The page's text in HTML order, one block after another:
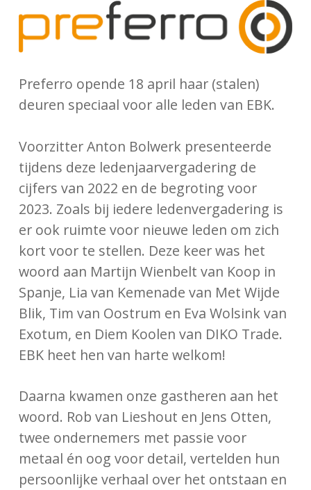
Preferro opende 18 april haar (stalen)
deuren speciaal voor alle leden van EBK.
Voorzitter Anton Bolwerk presenteerde
tijdens deze ledenjaarvergadering de
cijfers van 2022 en de begroting voor
2023. Zoals bij iedere ledenvergadering is
er ook ruimte voor nieuwe leden om zich
kort voor te stellen. Deze keer was het
woord aan Martijn Wienbelt van Koop in
Spanje, Lia van Kemenade van Met Wijde
Blik, Tim van Oostrum en Eva Wolsink van
Exotum, en Diem Koolen van DIKO Trade.
EBK heet hen van harte welkom!
Daarna kwamen onze gastheren aan het
woord. Rob van Lieshout en Jens Otten,
twee ondernemers met passie voor
metaal én oog voor detail, vertelden hun
persoonlijke verhaal over het ontstaan en